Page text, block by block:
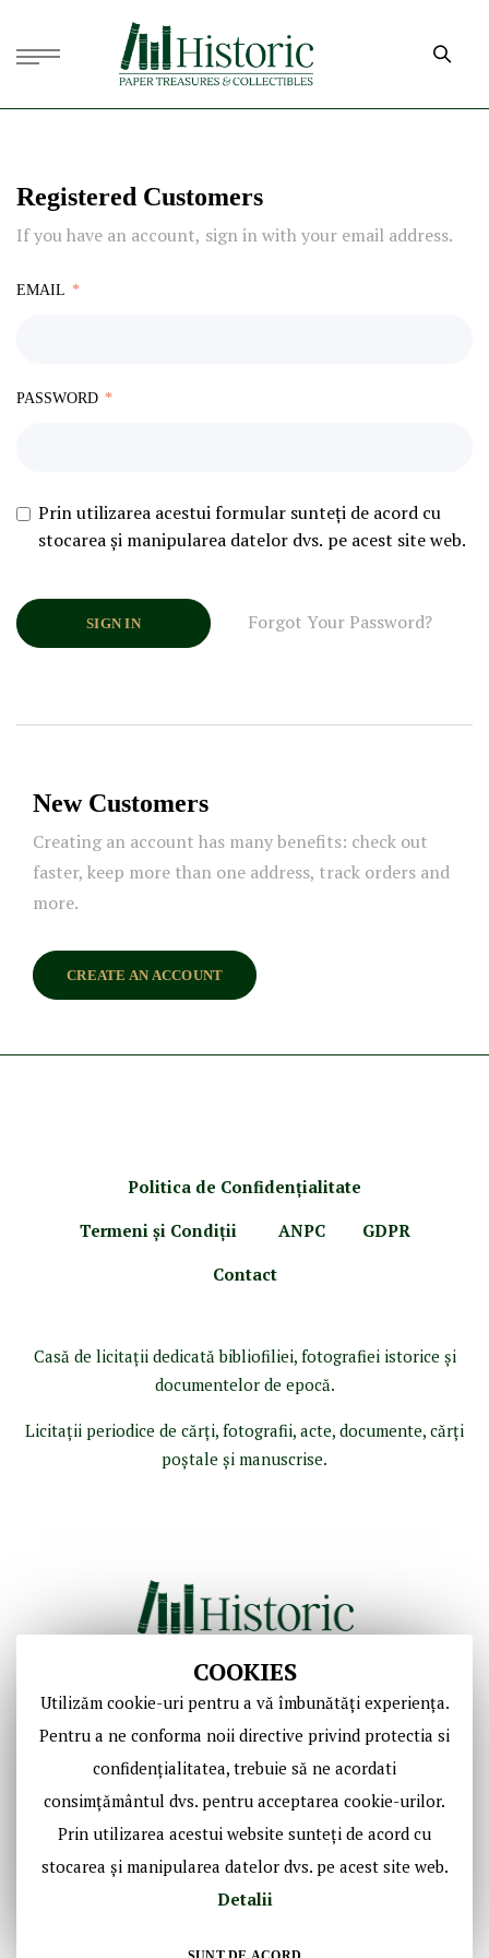
Registered Customers
If you have an account, sign in with your email address.
EMAIL
PASSWORD
Prin utilizarea acestui formular sunteți de acord cu
stocarea și manipularea datelor dvs. pe acest site web.
SIGN IN Forgot Your Password?
New Customers
Creating an account has many benefits: check out
faster, keep more than one address, track orders and
more.
CREATE AN ACCOUNT
COOKIES
Utilizăm cookie-uri pentru a vă îmbunătăți experiența.
Pentru a ne conforma noii directive privind protectia si
confidențialitatea, trebuie să ne acordati
consimțământul dvs. pentru acceptarea cookie-urilor.
Prin utilizarea acestui website sunteți de acord cu
stocarea și manipularea datelor dvs. pe acest site web.
Detalii
Politica de Confidenţialitate
Termeni şi Condiţii
ANPC
GDPR
Contact
Casă de licitaţii dedicată bibliofiliei, fotografiei istorice şi
documentelor de epocă.
Licitaţii periodice de cărţi, fotografii, acte, documente, cărţi
poştale şi manuscrise.
Copyright © Casa de Licitaţii Historic SRL
Social Media Historic